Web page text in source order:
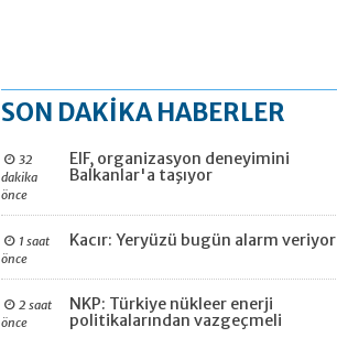
SON DAKİKA HABERLER
32
dakika
önce
EIF, organizasyon deneyimini
Balkanlar'a taşıyor
1 saat
önce
Kacır: Yeryüzü bugün alarm veriyor
2 saat
önce
NKP: Türkiye nükleer enerji
politikalarından vazgeçmeli